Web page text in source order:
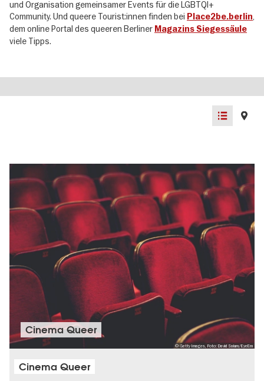
und Organisation gemeinsamer Events für die LGBTQI+
Community. Und queere Tourist:innen finden bei Place2be.berlin,
dem online Portal des queeren Berliner Magazins Siegessäule
viele Tipps.
List
view
Map
view
© Getty Images, Foto: David Saium/EyeEm
Cinema Queer
Cinema Queer